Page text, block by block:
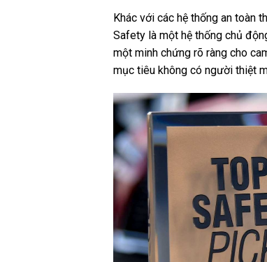
Khác với các hệ thống an toàn
Safety là một hệ thống chủ
một minh chứng rõ ràng cho
mục tiêu không có người thiệt